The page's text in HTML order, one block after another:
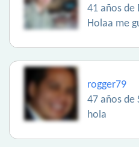
41 años de
Holaa me
rogger79
47 años de
hola